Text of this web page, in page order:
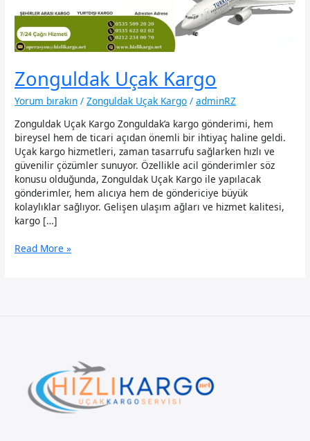
Zonguldak Uçak Kargo
Yorum bırakın /Zonguldak Uçak Kargo /adminRZ
Zonguldak Uçak Kargo Zonguldak’a kargo gönderimi, hem
bireysel hem de ticari açıdan önemli bir ihtiyaç haline geldi.
Uçak kargo hizmetleri, zaman tasarrufu sağlarken hızlı ve
güvenilir çözümler sunuyor. Özellikle acil gönderimler söz
konusu olduğunda, Zonguldak Uçak Kargo ile yapılacak
gönderimler, hem alıcıya hem de göndericiye büyük
kolaylıklar sağlıyor. Gelişen ulaşım ağları ve hizmet kalitesi,
kargo […]
Zonguldak
Read More »